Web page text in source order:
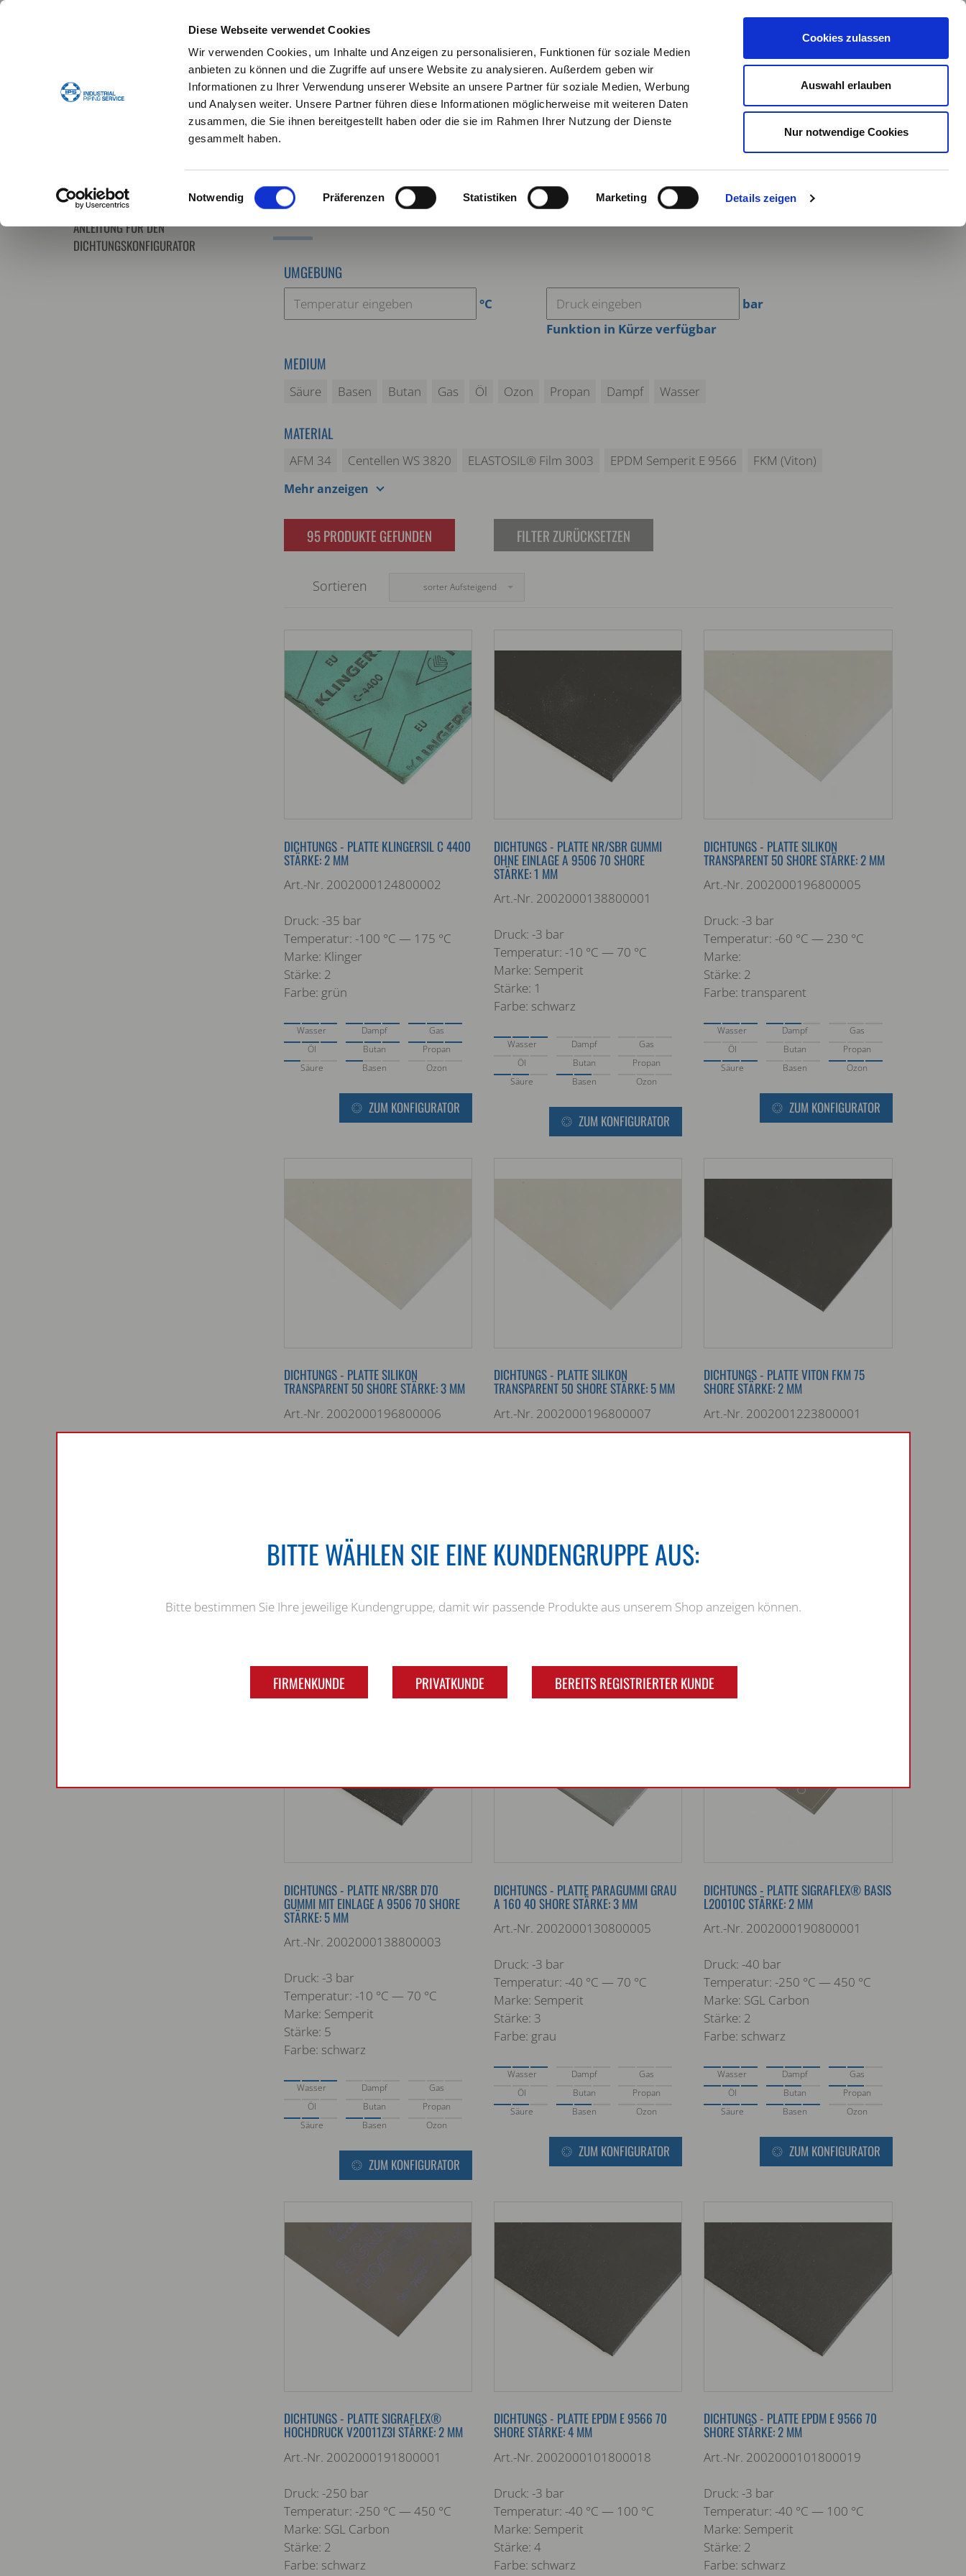
Diese Webseite verwendet Cookies
Wir verwenden Cookies, um Inhalte und Anzeigen zu personalisieren, Funktionen für soziale Medien
anbieten zu können und die Zugriffe auf unsere Website zu analysieren. Außerdem geben wir
Informationen zu Ihrer Verwendung unserer Website an unsere Partner für soziale Medien, Werbung
und Analysen weiter. Unsere Partner führen diese Informationen möglicherweise mit weiteren Daten
zusammen, die Sie ihnen bereitgestellt haben oder die sie im Rahmen Ihrer Nutzung der Dienste
gesammelt haben.
Einwilligungsauswahl
Notwendig Präferenzen Statistiken Marketing Details zeigen
Cookies zulassen
Auswahl erlauben
Nur notwendige Cookies
BITTE WÄHLEN SIE EINE KUNDENGRUPPE AUS:
Bitte bestimmen Sie Ihre jeweilige Kundengruppe, damit wir passende Produkte aus unserem Shop anzeigen können.
FIRMENKUNDE PRIVATKUNDE BEREITS REGISTRIERTER KUNDE
MEIN MERKZETTEL (0) WARENKORB
UNTERNEHMEN SHOP
DICHTUNGSKONFIGURATOR VERBINDUNGSTECHNIK ARBEITSSCHUTZ
DICHTUNGS - PLATTEN FÜR
KONFIGURATOR
ANLEITUNG FÜR DEN
DICHTUNGSKONFIGURATOR
DICHTUNGSKONFIGURATOR
UMGEBUNG
°C
bar
Funktion in Kürze verfügbar
MEDIUM
Säure Basen Butan Gas Öl Ozon Propan Dampf Wasser
MATERIAL
AFM 34 Centellen WS 3820 ELASTOSIL® Film 3003 EPDM Semperit E 9566 FKM (Viton)
Mehr anzeigen
95PRODUKTE GEFUNDEN FILTER ZURÜCKSETZEN
Sortieren sorter Aufsteigend
DICHTUNGS - PLATTE KLINGERSIL C 4400
STÄRKE: 2 MM
Art.-Nr. 2002000124800002
Druck: -35 bar
Temperatur: -100 °C — 175 °C
Marke: Klinger
Stärke: 2
Farbe: grün
Wasser Dampf
Gas
Öl
Butan
Propan
Säure
Basen Ozon
ZUM KONFIGURATOR
DICHTUNGS - PLATTE NR/SBR GUMMI
OHNE EINLAGE A 9506 70 SHORE
STÄRKE: 1 MM
Art.-Nr. 2002000138800001
Druck: -3 bar
Temperatur: -10 °C — 70 °C
Marke: Semperit
Stärke: 1
Farbe: schwarz
Wasser Dampf
Gas
Öl
Butan
Propan
Säure
Basen Ozon
ZUM KONFIGURATOR
DICHTUNGS - PLATTE SILIKON
TRANSPARENT 50 SHORE STÄRKE: 2 MM
Art.-Nr. 2002000196800005
Druck: -3 bar
Temperatur: -60 °C — 230 °C
Marke:
Stärke: 2
Farbe: transparent
Wasser Dampf
Gas
Öl
Butan
Propan
Säure
Basen Ozon
ZUM KONFIGURATOR
DICHTUNGS - PLATTE SILIKON
TRANSPARENT 50 SHORE STÄRKE: 3 MM
Art.-Nr. 2002000196800006
Wasser Dampf
Gas
DICHTUNGS - PLATTE SILIKON
TRANSPARENT 50 SHORE STÄRKE: 5 MM
Art.-Nr. 2002000196800007
Wasser Dampf
Gas
DICHTUNGS - PLATTE VITON FKM 75
SHORE STÄRKE: 2 MM
Art.-Nr. 2002001223800001
DICHTUNGS - PLATTE NR/SBR D70
GUMMI MIT EINLAGE A 9506 70 SHORE
STÄRKE: 5 MM
Art.-Nr. 2002000138800003
Druck: -3 bar
Temperatur: -10 °C — 70 °C
Marke: Semperit
Stärke: 5
Farbe: schwarz
Wasser Dampf
Gas
Öl
Butan
Propan
Säure
Basen Ozon
ZUM KONFIGURATOR
DICHTUNGS - PLATTE PARAGUMMI GRAU
A 160 40 SHORE STÄRKE: 3 MM
Art.-Nr. 2002000130800005
Druck: -3 bar
Temperatur: -40 °C — 70 °C
Marke: Semperit
Stärke: 3
Farbe: grau
Wasser Dampf
Gas
Öl
Butan
Propan
Säure
Basen Ozon
ZUM KONFIGURATOR
DICHTUNGS - PLATTE SIGRAFLEX® BASIS
L20010C STÄRKE: 2 MM
Art.-Nr. 2002000190800001
Druck: -40 bar
Temperatur: -250 °C — 450 °C
Marke: SGL Carbon
Stärke: 2
Farbe: schwarz
Wasser Dampf
Gas
Öl
Butan
Propan
Säure
Basen Ozon
ZUM KONFIGURATOR
DICHTUNGS - PLATTE SIGRAFLEX®
HOCHDRUCK V20011Z3I STÄRKE: 2 MM
Art.-Nr. 2002000191800001
Druck: -250 bar
Temperatur: -250 °C — 450 °C
Marke: SGL Carbon
Stärke: 2
Farbe: schwarz
DICHTUNGS - PLATTE EPDM E 9566 70
SHORE STÄRKE: 4 MM
Art.-Nr. 2002000101800018
Druck: -3 bar
Temperatur: -40 °C — 100 °C
Marke: Semperit
Stärke: 4
Farbe: schwarz
DICHTUNGS - PLATTE EPDM E 9566 70
SHORE STÄRKE: 2 MM
Art.-Nr. 2002000101800019
Druck: -3 bar
Temperatur: -40 °C — 100 °C
Marke: Semperit
Stärke: 2
Farbe: schwarz